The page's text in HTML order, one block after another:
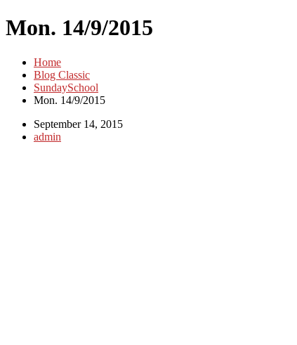
Mon. 14/9/2015
Home
Blog Classic
SundaySchool
Mon. 14/9/2015
September 14, 2015
admin